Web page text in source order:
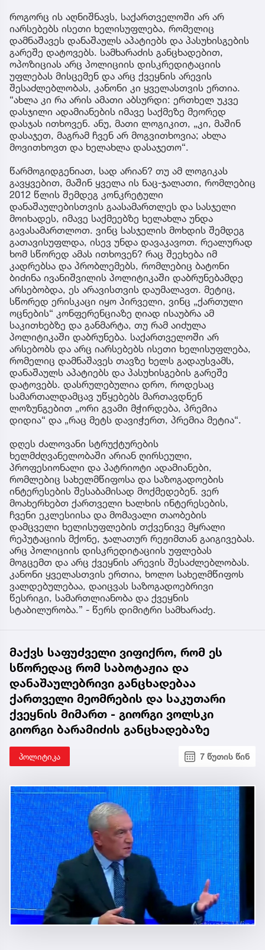
როგორც ის აღნიშნავს, საქართველოში არ არ
იარსებებს ისეთი ხელისუფლება, რომელიც
დამნაშავეს დანაშაულს აპატიებს და პასუხისგების
გარეშე დატოვებს. სამხარაძის განცხადებით,
ოპოზიციას არც პოლიციის დისკრედიტაციის
უფლებას მისცემენ და არც ქვეყნის არევის
შესაძლებლობას, კანონი კი ყველასთვის ერთია.
“ახლა კი რა არის ამათი აბსურდი: ერთხელ უკვე
დასჯილი ადამიანების იმავე საქმეზე მეორედ
დასჯას ითხოვენ. ანუ, მათი ლოგიკით, „კი, მაშინ
დასაჯეთ, მაგრამ ჩვენ არ მოგვითხოვია; ახლა
მოვითხოვთ და ხელახლა დასაჯეთო“.
წარმოგიდგენიათ, სად არიან? თუ ამ ლოგიკას
გავყვებით, მაშინ ყველა ის ნაც-ჯალათი, რომლებიც
2012 წლის შემდეგ კონკრეტული
დანაშაულებისთვის გაასამართლეს და სასჯელი
მოიხადეს, იმავე საქმეებზე ხელახლა უნდა
გავასამართლოთ. ვინც სასჯელის მოხდის შემდეგ
გათავისუფლდა, ისევ უნდა დავაკავოთ. რეალურად
ხომ სწორედ ამას ითხოვენ? რაც შეეხება იმ
კადრებსა და პრობლემებს, რომლებიც ბატონი
ბიძინა ივანიშვილის პოლიტიკაში დაბრუნებამდე
არსებობდა, ეს არავისთვის დაუმალავთ. მეტიც,
სწორედ ერისკაცი იყო პირველი, ვინც „ქართული
ოცნების“ კონფერენციაზე ღიად ისაუბრა ამ
საკითხებზე და განმარტა, თუ რამ აიძულა
პოლიტიკაში დაბრუნება. საქართველოში არ
არსებობს და არც იარსებებს ისეთი ხელისუფლება,
რომელიც დამნაშავეს თავზე ხელს გადაუსვამს,
დანაშაულს აპატიებს და პასუხისგების გარეშე
დატოვებს. დასრულებულია დრო, როდესაც
სამართალდამცავ უწყებებს მართავდნენ
ლოზუნგებით „ორი გვამი მჭირდება, პრემია
დიდია“ და „რაც მეტს დავიჭერთ, პრემია მეტია“.
დღეს ძალოვანი სტრუქტურების
ხელმძღვანელობაში არიან ღირსეული,
პროფესიონალი და პატრიოტი ადამიანები,
რომლებიც სახელმწიფოსა და საზოგადოების
ინტერესების შესაბამისად მოქმედებენ. ვერ
მოახერხებთ ქართველი ხალხის ინტერესების,
ჩვენი ეკლესიისა და მომავალი თაობების
დამცველი ხელისუფლების თქვენივე მყრალი
რეპუტაციის მქონე, ჯალათურ რეჟიმთან გაიგივებას.
არც პოლიციის დისკრედიტაციის უფლებას
მოგცემთ და არც ქვეყნის არევის შესაძლებლობას.
კანონი ყველასთვის ერთია, ხოლო სახელმწიფოს
ვალდებულებაა, დაიცვას საზოგადოებრივი
წესრიგი, სამართლიანობა და ქვეყნის
სტაბილურობა.” - წერს დიმიტრი სამხარაძე.
მაქვს საფუძველი ვიფიქრო, რომ ეს
სწორედაც რომ საბოტაჟია და
დანაშაულებრივი განცხადებაა
ქართველი მეომრების და საკუთარი
ქვეყნის მიმართ - გიორგი ვოლსკი
გიორგი ბარამიძის განცხადებაზე
პოლიტიკა 7 წუთის წინ